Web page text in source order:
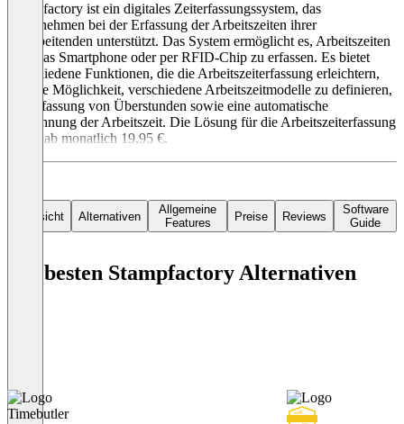
Stampfactory ist ein digitales Zeiterfassungssystem, das
Unternehmen bei der Erfassung der Arbeitszeiten ihrer
Mitarbeitenden unterstützt. Das System ermöglicht es, Arbeitszeiten
über das Smartphone oder per RFID-Chip zu erfassen. Es bietet
verschiedene Funktionen, die die Arbeitszeiterfassung erleichtern,
wie die Möglichkeit, verschiedene Arbeitszeitmodelle zu definieren,
die Erfassung von Überstunden sowie eine automatische
Berechnung der Arbeitszeit. Die Lösung für die Arbeitszeiterfassung
startet ab monatlich 19,95 €.
Übersicht Alternativen
Allgemeine
Features
Preise Reviews
Software
Guide
Die besten Stampfactory Alternativen
Timebutler